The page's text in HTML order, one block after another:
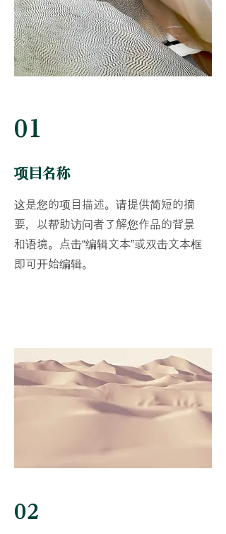
01
项目名称
这是您的项目描述。请提供简短的摘
要，以帮助访问者了解您作品的背景
和语境。点击“编辑文本”或双击文本框
即可开始编辑。
02